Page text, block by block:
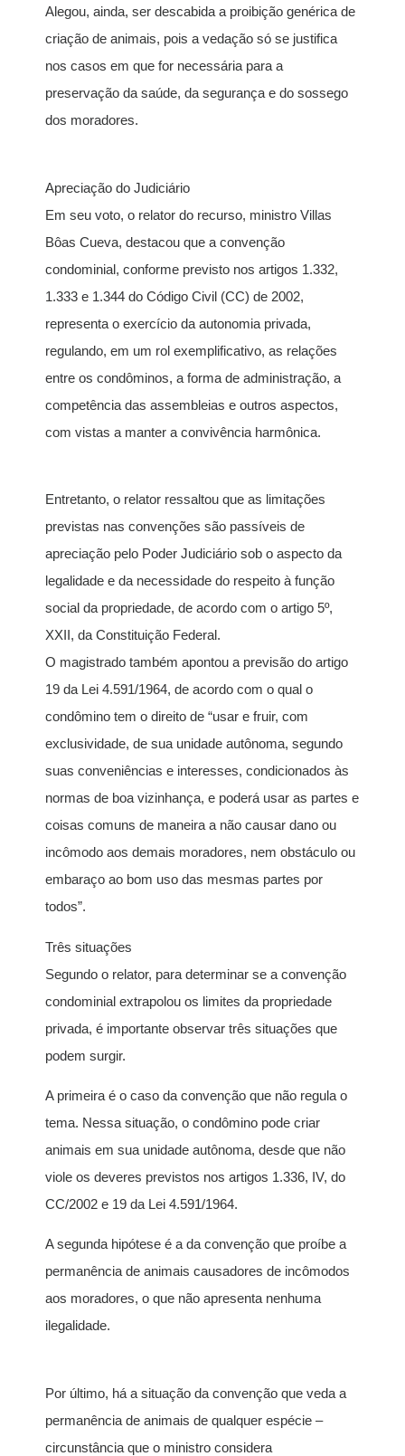
Alegou, ainda, ser descabida a proibição genérica de
criação de animais, pois a vedação só se justifica
nos casos em que for necessária para a
preservação da saúde, da segurança e do sossego
dos moradores.
Apreciação do Judiciário
Em seu voto, o relator do recurso, ministro Villas
Bôas Cueva, destacou que a convenção
condominial, conforme previsto nos artigos 1.332,
1.333 e 1.344 do Código Civil (CC) de 2002,
representa o exercício da autonomia privada,
regulando, em um rol exemplificativo, as relações
entre os condôminos, a forma de administração, a
competência das assembleias e outros aspectos,
com vistas a manter a convivência harmônica.
Entretanto, o relator ressaltou que as limitações
previstas nas convenções são passíveis de
apreciação pelo Poder Judiciário sob o aspecto da
legalidade e da necessidade do respeito à função
social da propriedade, de acordo com o artigo 5º,
XXII, da Constituição Federal.
O magistrado também apontou a previsão do artigo
19 da Lei 4.591/1964, de acordo com o qual o
condômino tem o direito de “usar e fruir, com
exclusividade, de sua unidade autônoma, segundo
suas conveniências e interesses, condicionados às
normas de boa vizinhança, e poderá usar as partes e
coisas comuns de maneira a não causar dano ou
incômodo aos demais moradores, nem obstáculo ou
embaraço ao bom uso das mesmas partes por
todos”.
Três situações
Segundo o relator, para determinar se a convenção
condominial extrapolou os limites da propriedade
privada, é importante observar três situações que
podem surgir.
A primeira é o caso da convenção que não regula o
tema. Nessa situação, o condômino pode criar
animais em sua unidade autônoma, desde que não
viole os deveres previstos nos artigos 1.336, IV, do
CC/2002 e 19 da Lei 4.591/1964.
A segunda hipótese é a da convenção que proíbe a
permanência de animais causadores de incômodos
aos moradores, o que não apresenta nenhuma
ilegalidade.
Por último, há a situação da convenção que veda a
permanência de animais de qualquer espécie –
circunstância que o ministro considera